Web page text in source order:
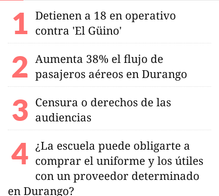
Detienen a 18 en operativo
contra 'El Güino'
Aumenta 38% el flujo de
pasajeros aéreos en Durango
Censura o derechos de las
audiencias
¿La escuela puede obligarte a
comprar el uniforme y los útiles
con un proveedor determinado
en Durango?